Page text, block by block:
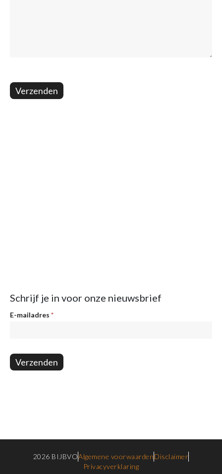
Verzenden
Schrijf je in voor onze nieuwsbrief
Nieuwsbrief
E-mailadres *
Verzenden
2026 BIJBVOAlgemene voorwaardenDisclaimer
Privacyverklaring